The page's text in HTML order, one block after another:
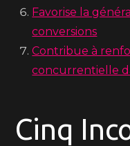
Favorise la
conversions
Contribue à
concurrentielle
Cinq